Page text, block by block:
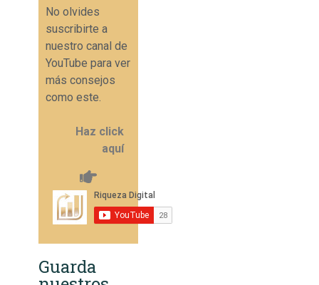
No olvides
suscribirte a
nuestro canal de
YouTube para ver
más consejos
como este.
Haz click
aquí
Guarda